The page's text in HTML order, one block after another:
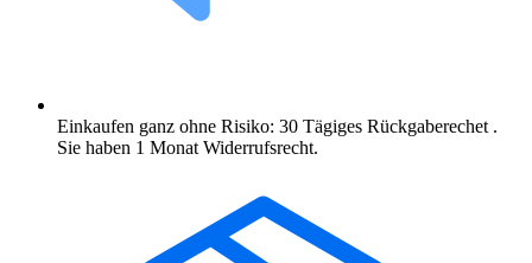
Einkaufen ganz ohne Risiko: 30 Tägiges Rückgaberechet .
Sie haben 1 Monat Widerrufsrecht.